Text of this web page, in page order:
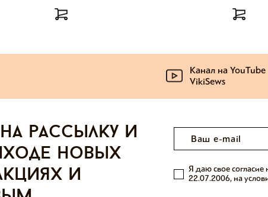
Канал на YouTube
VikiSews
рассылку и
новых
и
Я даю свое
22.07.2006, на